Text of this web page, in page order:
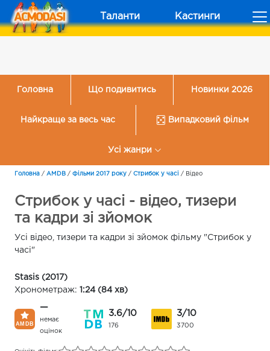
Таланти Кастинги
Головна Що подивитись Новинки 2026
Найкраще за весь час Випадковий фільм
Усі жанри
Головна / AMDB / Фільми 2017 року / Стрибок у часі / Відео
Стрибок у часі - відео, тизери
та кадри зі зйомок
Усі відео, тизери та кадри зі зйомок фільму "Стрибок у
часі"
Stasis (2017)
Хронометраж: 1:24 (84 хв)
—
немає
оцінок
3.6/10
176
3/10
3700